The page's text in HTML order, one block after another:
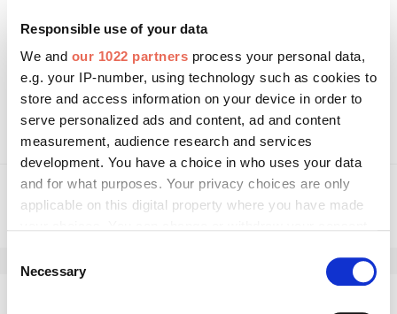
Responsible use of your data
We and our 1022 partners process your personal data,
e.g. your IP-number, using technology such as cookies to
store and access information on your device in order to
serve personalized ads and content, ad and content
measurement, audience research and services
development. You have a choice in who uses your data
and for what purposes. Your privacy choices are only
applicable on this digital property where you have made
the Privacy trigger icon.
Selection
Necessary
Weitere Informationen:
somfypro.de